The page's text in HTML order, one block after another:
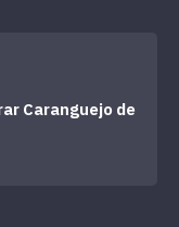
Caranguejo de